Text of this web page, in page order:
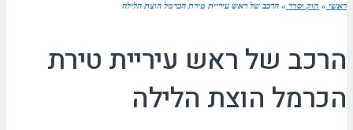
ראשי » חוק וסדר » הרכב של ראש עיריית טירת הכרמל הוצת הלילה
הרכב של ראש עיריית טירת
הכרמל הוצת הלילה